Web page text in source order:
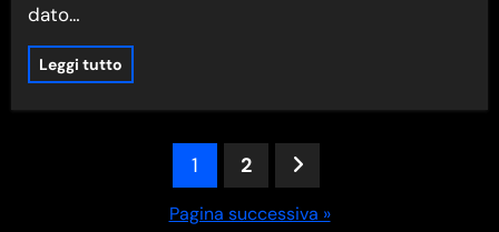
dato…
Leggi tutto
Paginazione
1 2
Pagina successiva »